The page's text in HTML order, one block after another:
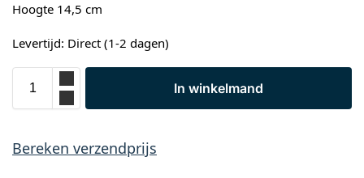
Hoogte 14,5 cm
Levertijd: Direct (1-2 dagen)
In winkelmand
Bereken verzendprijs